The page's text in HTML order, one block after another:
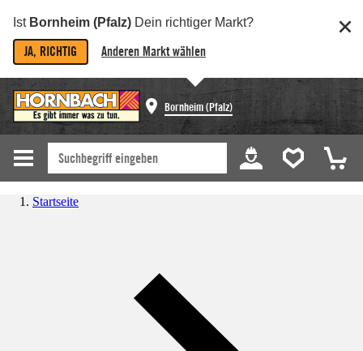
Ist Bornheim (Pfalz) Dein richtiger Markt?
JA, RICHTIG Anderen Markt wählen
Bornheim (Pfalz)
Startseite